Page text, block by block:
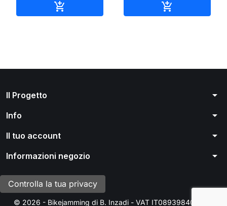
 
Il Progetto arrow_drop_down
Info arrow_drop_down
Il tuo account arrow_drop_down
Informazioni negozio arrow_drop_down
Controlla la tua privacy
© 2026 - Bikejamming di B. Inzadi - VAT IT08939840966 -